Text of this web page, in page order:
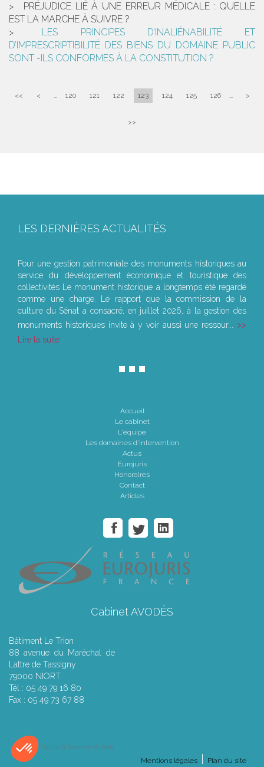
PRÉJUDICE LIÉ À UNE ERREUR MÉDICALE : QUELLE
EST LA MARCHE À SUIVRE ?
LES PRINCIPES D’INALIÉNABILITÉ ET
D’IMPRESCRIPTIBILITÉ DES BIENS DU DOMAINE PUBLIC
SONT -ILS CONFORMES À LA CONSTITUTION ?
<< < ... 120 121 122 123 124 125 126 ... >
>>
LES DERNIÈRES ACTUALITÉS
Pour une gestion patrimoniale des monuments historiques au
service du développement économique et touristique des
collectivités Le monument historique a longtemps été regardé
comme une charge. Le rapport que la commission de la
culture du Sénat a consacré, en juillet 2026, à la gestion des
monuments historiques invite à y voir aussi une ressour...
Lire la suite
Accueil
Le cabinet
L'équipe
Les domaines d'intervention
Actus
Eurojuris
Honoraires
Contact
Articles
Cabinet AVODÈS
Bâtiment Le Trion
88 avenue du Maréchal de
Lattre de Tassigny
79000 NIORT
Tél : 05 49 79 16 80
Fax : 05 49 73 67 88
Septeo Digital & Services © 2016
Plan du site
Mentions légales